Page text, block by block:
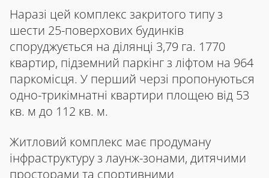
Наразі цей комплекс закритого типу з
шести 25-поверхових будинків
споруджується на ділянці 3,79 га. 1770
квартир, підземний паркінг з ліфтом на 964
паркомісця. У перший черзі пропонуються
одно-трикімнатні квартири площею від 53
кв. м до 112 кв. м.
Житловий комплекс має продуману
інфраструктуру з лаунж-зонами, дитячими
просторами та спортивними